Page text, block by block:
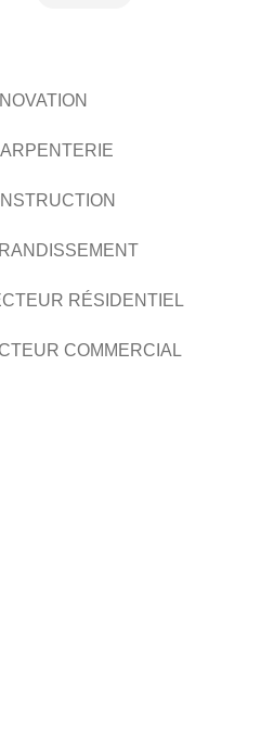
RÉSIDENTIEL
COMMERCIAL